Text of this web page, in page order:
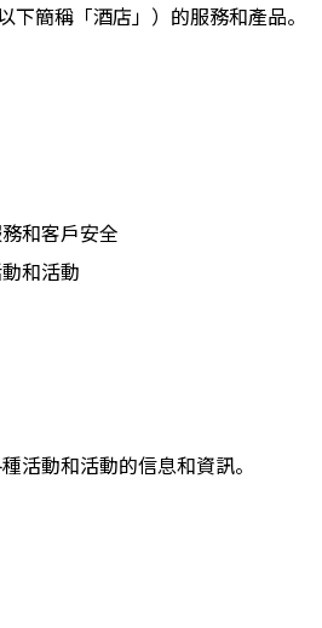
簡稱「酒店」）的服務和產品。
和客戶安全
和活動
活動和活動的信息和資訊。